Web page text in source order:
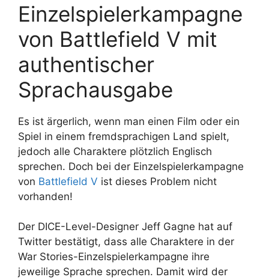
Einzelspielerkampagne
von Battlefield V mit
authentischer
Sprachausgabe
Es ist ärgerlich, wenn man einen Film oder ein
Spiel in einem fremdsprachigen Land spielt,
jedoch alle Charaktere plötzlich Englisch
sprechen. Doch bei der Einzelspielerkampagne
von Battlefield V ist dieses Problem nicht
vorhanden!
Der DICE-Level-Designer Jeff Gagne hat auf
Twitter bestätigt, dass alle Charaktere in der
War Stories-Einzelspielerkampagne ihre
jeweilige Sprache sprechen. Damit wird der